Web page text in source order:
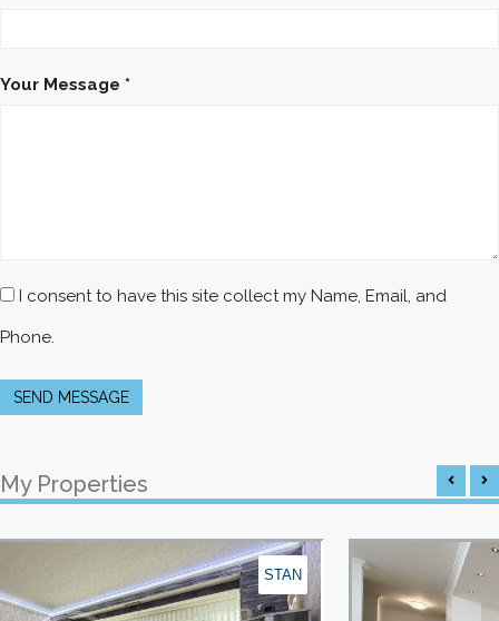
Your Message *
I consent to have this site collect my Name, Email, and
Phone.
SEND MESSAGE
My Properties